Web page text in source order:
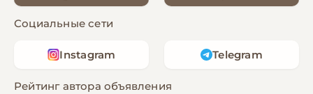
Социальные сети
Instagram Telegram
Рейтинг автора объявления